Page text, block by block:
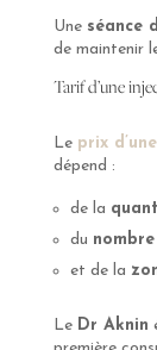
Une séance
de maintenir
Tarif d’une
Le prix
dépend :
de la
du
et de la
Le Dr Aknin